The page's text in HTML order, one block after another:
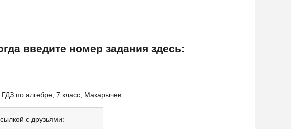
введите номер задания здесь:
по алгебре, 7 класс, Макарычев
с друзьями: